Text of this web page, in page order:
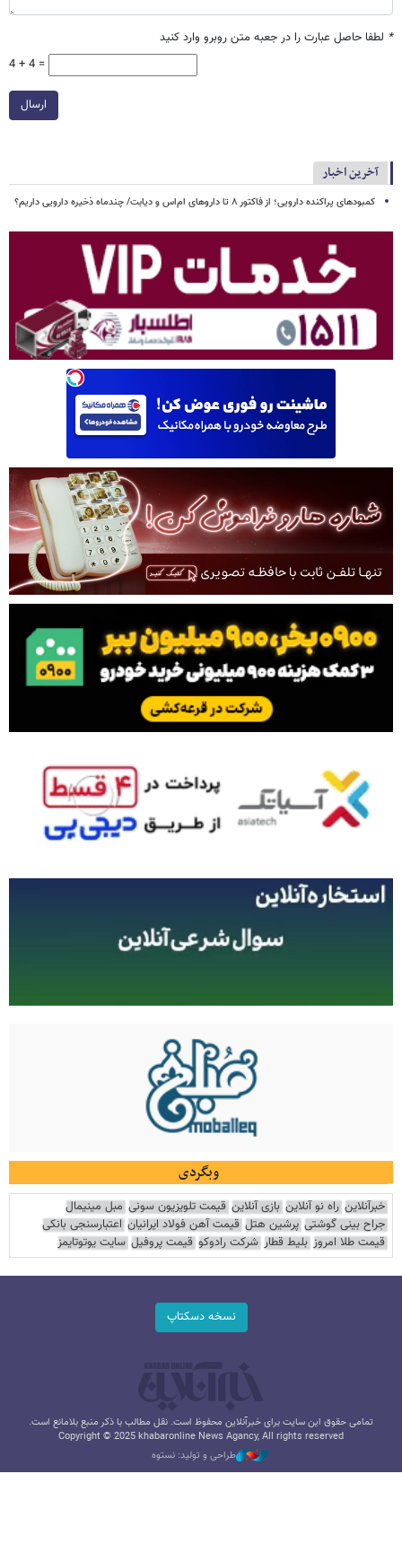
* لطفا حاصل عبارت را در جعبه متن روبرو وارد کنید
4 + 4 =
ارسال
آخرین اخبار
کمبودهای پراکنده دارویی؛ از فاکتور ۸ تا داروهای ام‌اس و دیابت/ چندماه ذخیره دارویی داریم؟
وبگردی
خبرآنلاین راه نو آنلاین بازی آنلاین قیمت تلویزیون سونی مبل مینیمال
جراح بینی گوشتی پرشین هتل قیمت آهن فولاد ایرانیان اعتبارسنجی بانکی
قیمت طلا امروز بلیط قطار شرکت رادوکو قیمت پروفیل سایت یوتوتایمز
نسخه دسکتاپ
تمامی حقوق این سایت برای خبرآنلاین محفوظ است. نقل مطالب با ذکر منبع بلامانع است.
Copyright © 2025 khabaronline News Agancy, All rights reserved
طراحی و تولید: نستوه